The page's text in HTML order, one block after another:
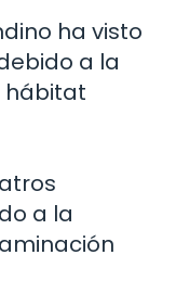
ha visto
a la
hábitat
a la